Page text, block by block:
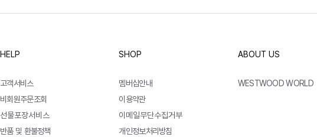
HELP
고객서비스
비회원주문조회
선물포장서비스
반품 및 환불정책
SHOP
멤버십안내
이용약관
이메일무단수집거부
개인정보처리방침
ABOUT US
WESTWOOD WORLD